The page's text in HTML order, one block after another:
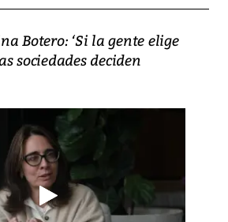
Botero: ‘Si la gente elige
sociedades deciden